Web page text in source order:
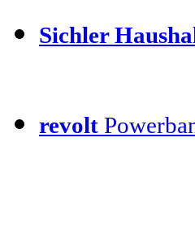
Sichler
revolt